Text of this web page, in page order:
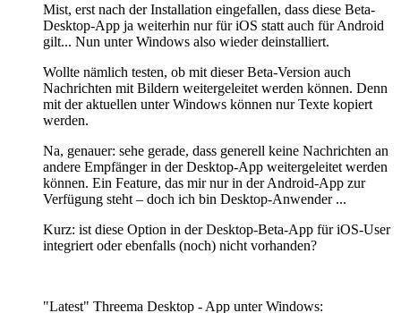
Mist, erst nach der Installation eingefallen, dass diese Beta-
Desktop-App ja weiterhin nur für iOS statt auch für Android
gilt... Nun unter Windows also wieder deinstalliert.
Wollte nämlich testen, ob mit dieser Beta-Version auch
Nachrichten mit Bildern weitergeleitet werden können. Denn
mit der aktuellen unter Windows können nur Texte kopiert
werden.
Na, genauer: sehe gerade, dass generell keine Nachrichten an
andere Empfänger in der Desktop-App weitergeleitet werden
können. Ein Feature, das mir nur in der Android-App zur
Verfügung steht – doch ich bin Desktop-Anwender ...
Kurz: ist diese Option in der Desktop-Beta-App für iOS-User
integriert oder ebenfalls (noch) nicht vorhanden?
"Latest" Threema Desktop - App unter Windows: